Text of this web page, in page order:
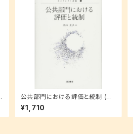
公共部門における評価と統制 (ガ
バナンスと評価)
¥1,710